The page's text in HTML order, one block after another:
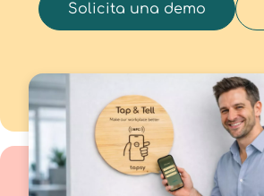
Solicita una demo